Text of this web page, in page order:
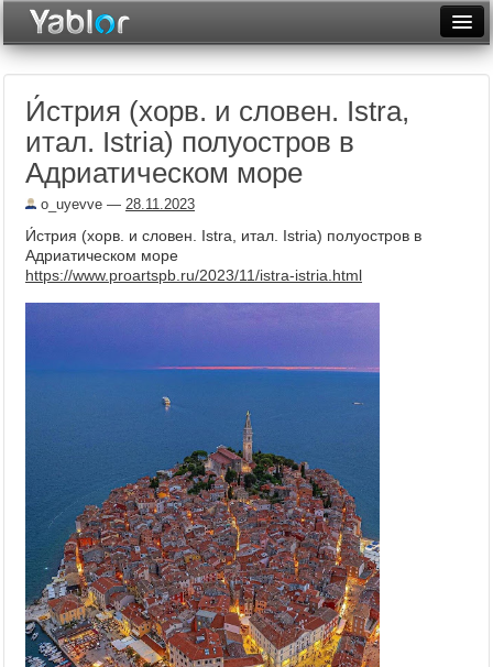
Неделя
Месяц
Архив
Фототоп
Видеотоп
И́стрия (хорв. и словен. Istra,
итал. Istria) полуостров в
Адриатическом море
o_uyevve — 28.11.2023
И́стрия (хорв. и словен. Istra, итал. Istria) полуостров в
Адриатическом море
https://www.proartspb.ru/2023/11/istra-istria.html